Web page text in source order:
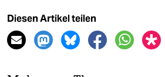
Diesen Artikel teilen